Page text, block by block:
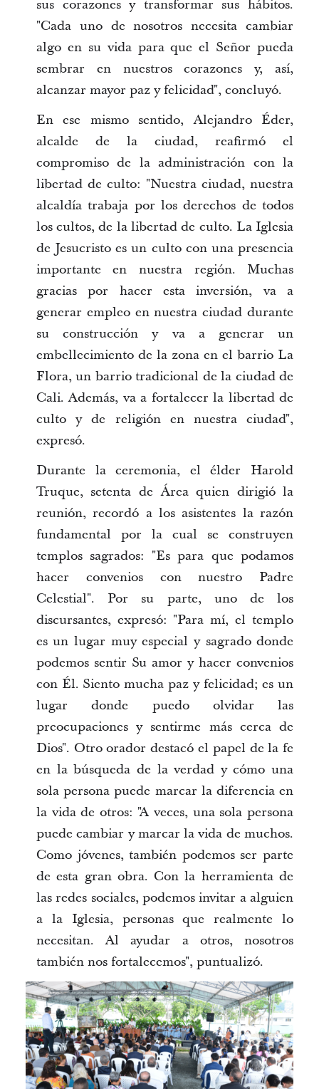
sus corazones y transformar sus hábitos.
"Cada uno de nosotros necesita cambiar
algo en su vida para que el Señor pueda
sembrar en nuestros corazones y, así,
alcanzar mayor paz y felicidad", concluyó.
En ese mismo sentido, Alejandro Éder,
alcalde de la ciudad, reafirmó el
compromiso de la administración con la
libertad de culto: "Nuestra ciudad, nuestra
alcaldía trabaja por los derechos de todos
los cultos, de la libertad de culto. La Iglesia
de Jesucristo es un culto con una presencia
importante en nuestra región. Muchas
gracias por hacer esta inversión, va a
generar empleo en nuestra ciudad durante
su construcción y va a generar un
embellecimiento de la zona en el barrio La
Flora, un barrio tradicional de la ciudad de
Cali. Además, va a fortalecer la libertad de
culto y de religión en nuestra ciudad",
expresó.
Durante la ceremonia, el élder Harold
Truque, setenta de Área quien dirigió la
reunión, recordó a los asistentes la razón
fundamental por la cual se construyen
templos sagrados: "Es para que podamos
hacer convenios con nuestro Padre
Celestial". Por su parte, uno de los
discursantes, expresó: "Para mí, el templo
es un lugar muy especial y sagrado donde
podemos sentir Su amor y hacer convenios
con Él. Siento mucha paz y felicidad; es un
lugar donde puedo olvidar las
preocupaciones y sentirme más cerca de
Dios". Otro orador destacó el papel de la fe
en la búsqueda de la verdad y cómo una
sola persona puede marcar la diferencia en
la vida de otros: "A veces, una sola persona
puede cambiar y marcar la vida de muchos.
Como jóvenes, también podemos ser parte
de esta gran obra. Con la herramienta de
las redes sociales, podemos invitar a alguien
a la Iglesia, personas que realmente lo
necesitan. Al ayudar a otros, nosotros
también nos fortalecemos", puntualizó.